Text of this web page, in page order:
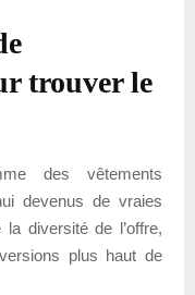
trouver le
des vêtements
devenus de vraies
diversité de l’offre,
plus haut de